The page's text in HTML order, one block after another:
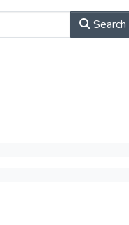
Search